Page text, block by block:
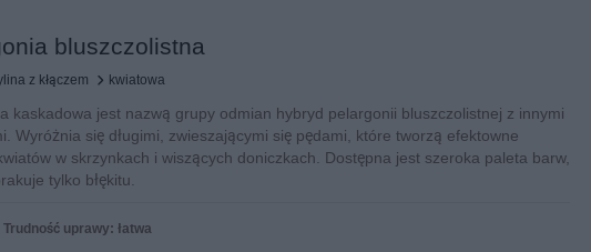
bluszczolistna
z kłączem kwiatowa
kaskadowa jest nazwą grupy odmian hybryd pelargonii bluszczolistnej z innymi
Wyróżnia się długimi, zwieszającymi się pędami, które tworzą efektowne
w skrzynkach i wiszących doniczkach. Dostępna jest szeroka paleta barw,
tylko błękitu.
Trudność uprawy: łatwa